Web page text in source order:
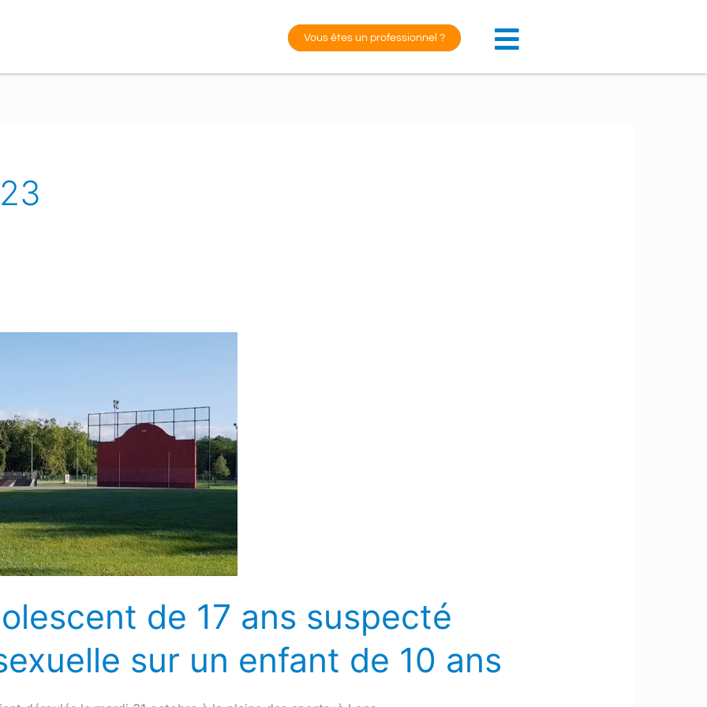
Vous êtes un professionnel ?
de 17 ans suspecté
sur un enfant de 10 ans